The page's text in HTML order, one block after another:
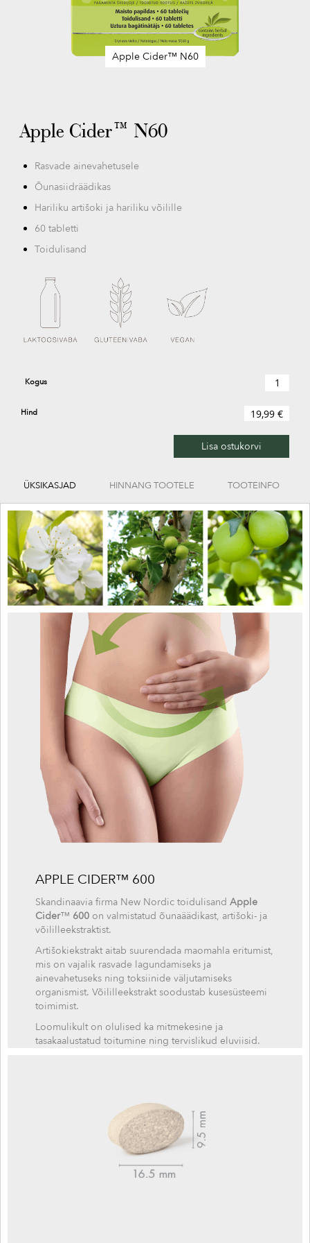
Apple Cider™ N60
of
the
gallery
Apple Cider™ N60
Rasvade ainevahetusele
Õunasiidräädikas
Hariliku artišoki ja hariliku võilille
60 tabletti
Toidulisand
Kogus
Hind 19,99 €
Lisa ostukorvi
ÜKSIKASJAD HINNANG TOOTELE TOOTEINFO
APPLE CIDER™ 600
Skandinaavia firma New Nordic toidulisand Apple
Cider™ 600 on valmistatud õunaäädikast, artišoki- ja
võililleekstraktist.
Artišokiekstrakt aitab suurendada maomahla eritumist,
mis on vajalik rasvade lagundamiseks ja
ainevahetuseks ning toksiinide väljutamiseks
organismist. Võililleekstrakt soodustab kusesüsteemi
toimimist.
Loomulikult on olulised ka mitmekesine ja
tasakaalustatud toitumine ning tervislikud eluviisid.